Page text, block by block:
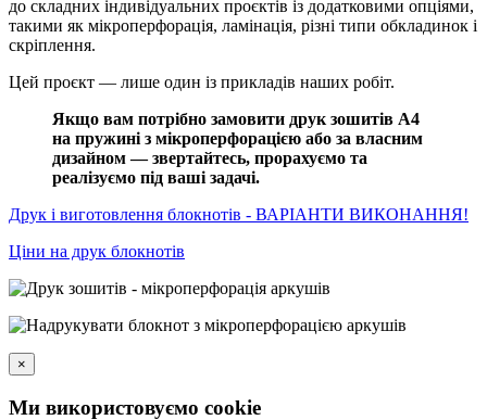
до складних індивідуальних проєктів із додатковими опціями,
такими як мікроперфорація, ламінація, різні типи обкладинок і
скріплення.
Цей проєкт — лише один із прикладів наших робіт.
Якщо вам потрібно замовити друк зошитів А4
на пружині з мікроперфорацією або за власним
дизайном — звертайтесь, прорахуємо та
реалізуємо під ваші задачі.
Друк і виготовлення блокнотів - ВАРІАНТИ ВИКОНАННЯ!
Ціни на друк блокнотів
×
Ми використовуємо cookie